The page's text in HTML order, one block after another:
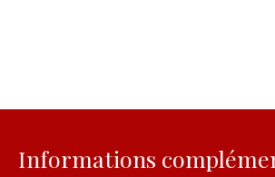
Informations